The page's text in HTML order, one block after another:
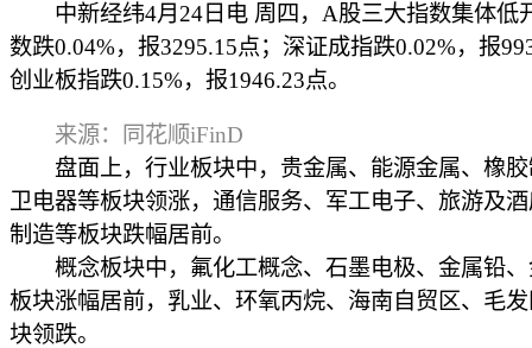
中新经纬4月24日电 周四，A股三大指数集体低
数跌0.04%，报3295.15点；深证成指跌0.02%，报
创业板指跌0.15%，报1946.23点。
来源：同花顺iFinD
盘面上，行业板块中，贵金属、能源金属、橡胶
卫电器等板块领涨，通信服务、军工电子、旅游及
制造等板块跌幅居前。
概念板块中，氟化工概念、石墨电极、金属铅、
板块涨幅居前，乳业、环氧丙烷、海南自贸区、毛
块领跌。